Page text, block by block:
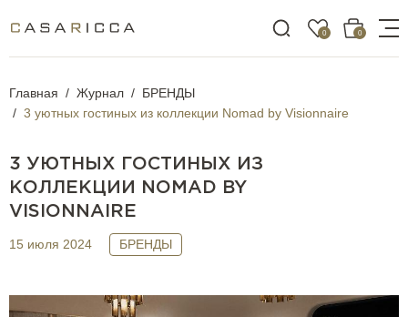
0 0
Главная Журнал
БРЕНДЫ
3 уютных гостиных из коллекции Nomad by Visionnaire
3 УЮТНЫХ ГОСТИНЫХ ИЗ
КОЛЛЕКЦИИ NOMAD BY
VISIONNAIRE
15 июля 2024 БРЕНДЫ